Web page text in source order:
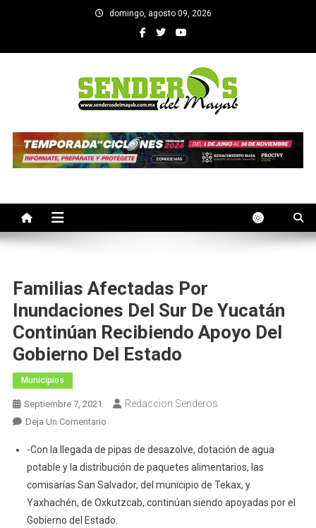
domingo, agosto 09, 2026
SENDEROS DEL MAYAB
Familias Afectadas Por
Inundaciones Del Sur De Yucatán
Continúan Recibiendo Apoyo Del
Gobierno Del Estado
Municipios
Septiembre 7, 2021 Redaccion Senderos
Deja Un ComentarioEn
Afectadas
Por
Inundaciones
Del
Sur
-Con la llegada de pipas de desazolve, dotación de agua
potable y la distribución de paquetes alimentarios, las
comisarías San Salvador, del municipio de Tekax, y
Yaxhachén, de Oxkutzcab, continúan siendo apoyadas por el
Gobierno del Estado.